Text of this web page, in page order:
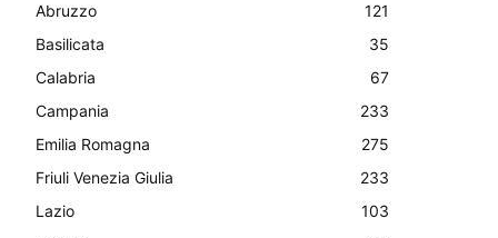
Abruzzo
121
Basilicata
35
Calabria
67
Campania
233
Emilia Romagna
275
Friuli Venezia Giulia
233
Lazio
103